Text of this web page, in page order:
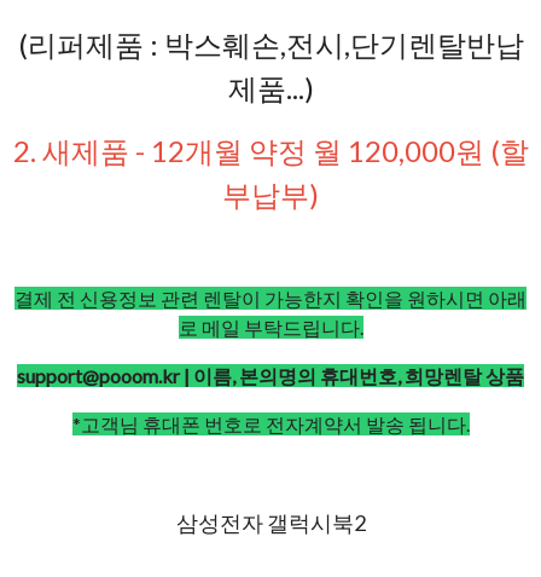
(리퍼제품 : 박스훼손,전시,단기렌탈반납
제품...)
2. 새제품 - 12개월 약정 월 120,000원 (할
부납부)
결제 전 신용정보 관련 렌탈이 가능한지 확인을 원하시면 아래
로 메일 부탁드립니다.
support@pooom.kr | 이름, 본의명의 휴대번호, 희망렌탈 상품
*고객님 휴대폰 번호로 전자계약서 발송 됩니다.
삼성전자 갤럭시북2